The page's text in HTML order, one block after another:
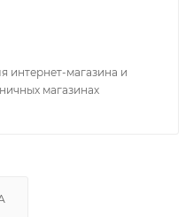
интернет-магазина и
магазинах